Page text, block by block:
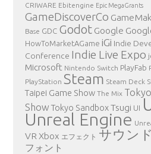
CRIWARE Ebitengine Epic MegaGrants
GameDiscoverCo
Base GDC Godot Google
HowToMarketAGame iGi Indie
Conference Indie Live Expo
Microsoft Nintendo Switch PlayFab
PlayStation Steam Steam Deck
Taipei Game Show The Mix
Show Tokyo SandboxTsugi UI
Unreal Engine
VR Xbox エフェクト サウンド
フォント